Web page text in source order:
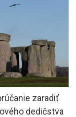
zaradiť
dedičstva